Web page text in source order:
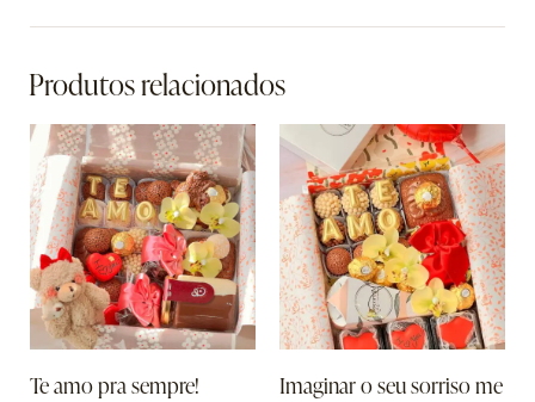
Produtos relacionados
Te amo pra sempre!
Imaginar o seu sorriso me